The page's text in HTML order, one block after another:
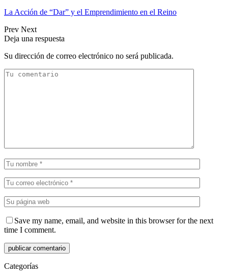
La Acción de “Dar” y el Emprendimiento en el Reino
Prev Next
Deja una respuesta
Su dirección de correo electrónico no será publicada.
Save my name, email, and website in this browser for the next
time I comment.
Categorías